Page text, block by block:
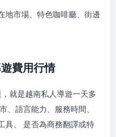
地市場、特色咖啡廳、街邊
費用行情
就是越南私人導遊一天多
、語言能力、服務時間、
具、 是否為商務翻譯或特